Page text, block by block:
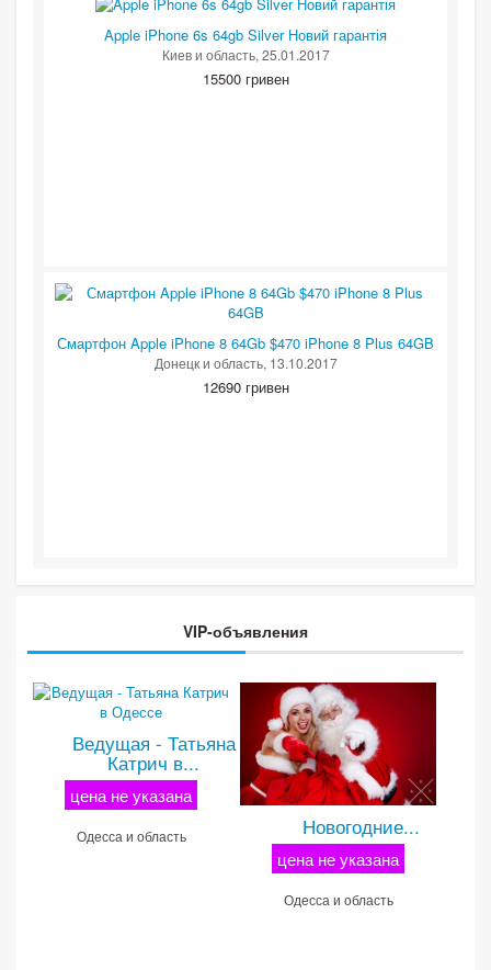
Apple iPhone 6s 64gb Silver Новий гарантія
Киев и область, 25.01.2017
15500 гривен
Смартфон Apple iPhone 8 64Gb $470 iPhone 8 Plus 64GB
Донецк и область, 13.10.2017
12690 гривен
VIP-объявления
Ведущая - Татьяна
Катрич в...
цена не указана
Одесса и область Новогодние...
цена не указана
Одесса и область